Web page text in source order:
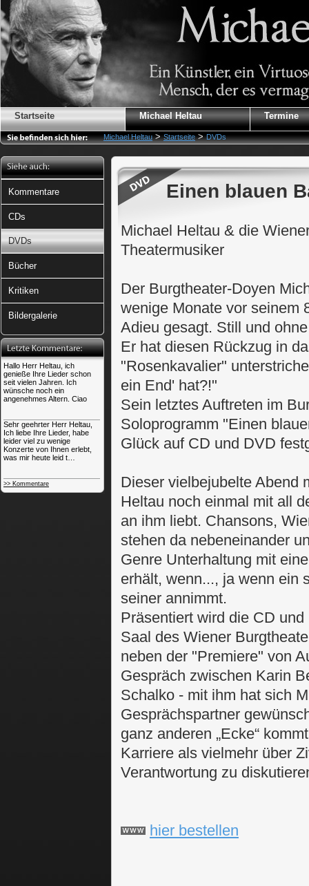
Startseite Michael Heltau Termine
Michael Heltau>Startseite>DVDs
Kommentare
CDs
DVDs
Bücher
Kritiken
Bildergalerie
Hallo Herr Heltau, ich
genieße Ihre Lieder schon
seit vielen Jahren. Ich
wünsche noch ein
angenehmes Altern. Ciao
Sehr geehrter Herr Heltau,
Ich liebe Ihre Lieder, habe
leider viel zu wenige
Konzerte von Ihnen erlebt,
was mir heute leid t…
>> Kommentare
Einen blauen
Michael Heltau & die
Theatermusiker
Der Burgtheater-Doyen
wenige Monate vor seinem
Adieu gesagt. Still und
Er hat diesen Rückzug in
"Rosenkavalier"
ein End' hat?!"
Sein letztes Auftreten im
Soloprogramm "Einen
Glück auf CD und DVD
Dieser vielbejubelte Abend
Heltau noch einmal mit all
an ihm liebt. Chansons,
stehen da nebeneinander
Genre Unterhaltung mit
erhält, wenn..., ja wenn ein
seiner annimmt.
Präsentiert wird die CD
Saal des Wiener
neben der "Premiere" von
Gespräch zwischen Karin
Schalko - mit ihm hat sich
Gesprächspartner
ganz anderen „Ecke“
Karriere als vielmehr über
Verantwortung zu
hier bestellen